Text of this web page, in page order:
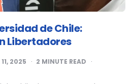
de Chile:
Libertadores
2025 2 MINUTE READ